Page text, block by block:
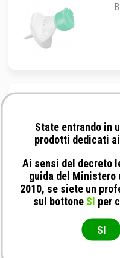
B.Braun -
State entrando in
prodotti dedicati
Ai sensi del decreto
guida del Ministero
2010, se siete un
sul bottone SI per
SI